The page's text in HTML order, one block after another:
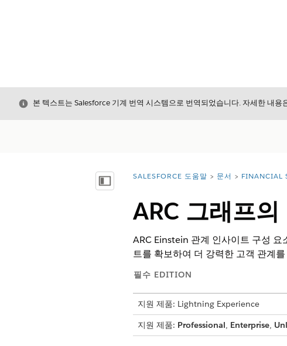
닫기본 텍스트는 Salesforce 기계 번역 시스템으로 번역되었습니다. 자세한 내용
목차 표시 위치:
SALESFORCE 도움말 문서 FINANCIAL
ARC 그래프
ARC Einstein 관계 인사이트 구성
트를 확보하여 더 강력한 고객 관계
필수 EDITION
지원 제품: Lightning Experience
지원 제품: Professional, Enterprise,